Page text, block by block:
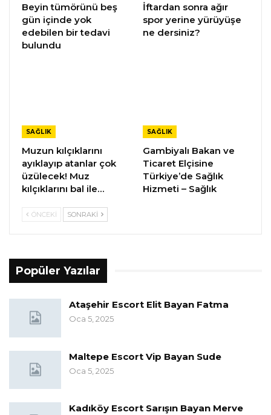
Beyin tümörünü beş
gün içinde yok
edebilen bir tedavi
bulundu
İftardan sonra ağır
spor yerine yürüyüşe
ne dersiniz?
SAĞLIK
Muzun kılçıklarını
ayıklayıp atanlar çok
üzülecek! Muz
kılçıklarını bal ile…
SAĞLIK
Gambiyalı Bakan ve
Ticaret Elçisine
Türkiye’de Sağlık
Hizmeti – Sağlık
ÖNCEKI SONRAKI
Popüler Yazılar
Ataşehir Escort Elit Bayan Fatma
Oca 5, 2025
Maltepe Escort Vip Bayan Sude
Oca 5, 2025
Kadıköy Escort Sarışın Bayan Merve